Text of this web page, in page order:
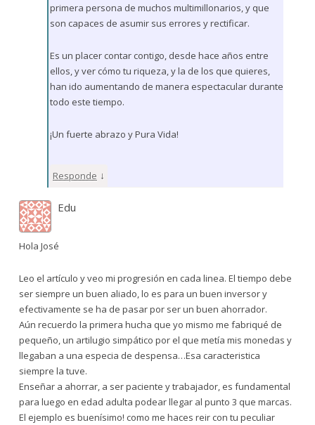
primera persona de muchos multimillonarios, y que
son capaces de asumir sus errores y rectificar.
Es un placer contar contigo, desde hace años entre
ellos, y ver cómo tu riqueza, y la de los que quieres,
han ido aumentando de manera espectacular durante
todo este tiempo.
¡Un fuerte abrazo y Pura Vida!
Responde ↓
Edu
Hola José
Leo el artículo y veo mi progresión en cada linea. El tiempo debe
ser siempre un buen aliado, lo es para un buen inversor y
efectivamente se ha de pasar por ser un buen ahorrador.
Aún recuerdo la primera hucha que yo mismo me fabriqué de
pequeño, un artilugio simpático por el que metía mis monedas y
llegaban a una especia de despensa…Esa caracteristica
siempre la tuve.
Enseñar a ahorrar, a ser paciente y trabajador, es fundamental
para luego en edad adulta podear llegar al punto 3 que marcas.
El ejemplo es buenísimo! como me haces reir con tu peculiar